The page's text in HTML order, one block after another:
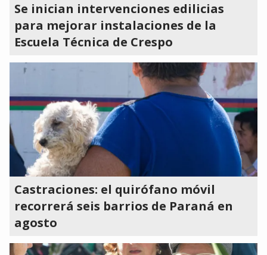
Se inician intervenciones edilicias
para mejorar instalaciones de la
Escuela Técnica de Crespo
Castraciones: el quirófano móvil
recorrerá seis barrios de Paraná en
agosto